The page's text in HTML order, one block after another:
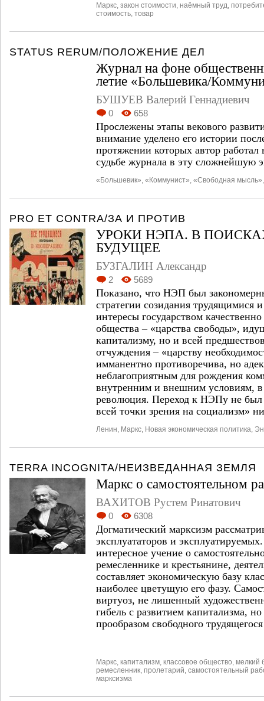
Маркс закон стоимости наёмный труд
стоимость товар
STATUS RERUM/ПОЛОЖЕНИЕ ДЕЛ
Журнал на фоне
летие «Большевика/
БУШУЕВ Валерий Геннадиевич
0 658
Прослежены этапы векового
внимание уделено его истории
протяжении которых автор работал
судьбе журнала в эту сложнейшую
«Большевик» «Коммунист» «Свободная мысль»
PRO ET CONTRA/ЗА И ПРОТИВ
УРОКИ НЭПА. В
БУДУЩЕЕ
БУЗГАЛИН Александр
2 5689
Показано, что НЭП был
стратегии созидания трудящимися
интересы государством
общества – «царства свободы»,
капитализму, но и всей
отчуждения – «царству
имманентно противоречива, но
неблагоприятным для рождения
внутренним и внешним условиям,
революция. Переход к НЭПу не
всей точки зрения на социализм»
Ленин Маркс Новая экономическая политика
TERRA INCOGNITA/НЕИЗВЕДАННАЯ ЗЕМЛЯ
Маркс о самостоятельном
ВАХИТОВ Рустем Ринатович
0 6308
Догматический марксизм
эксплуататоров и
интересное учение о
ремесленнике и крестьянине,
составляет экономическую базу
наиболее цветущую его фазу.
виртуоз, не лишенный
гибель с развитием капитализма,
прообразом свободного
Маркс капитализм классовое общество мелкий
ремесленник пролетарий самостоятельный
марксизма